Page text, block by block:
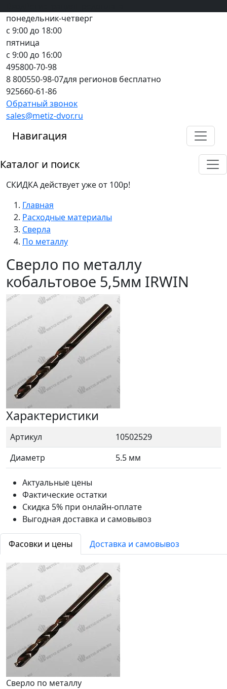
понедельник-четверг
с 9:00 до 18:00
пятница
с 9:00 до 16:00
495800-70-98
8 800550-98-07для регионов бесплатно
925660-61-86
Обратный звонок
sales@metiz-dvor.ru
Навигация
Каталог и поиск
СКИДКА действует уже от 100р!
Главная
Расходные материалы
Сверла
По металлу
Сверло по металлу
кобальтовое 5,5мм IRWIN
Характеристики
Артикул
10502529
Диаметр
5.5 мм
Актуальные цены
Фактические остатки
Скидка 5% при онлайн-оплате
Выгодная доставка и самовывоз
Фасовки и цены Доставка и самовывоз
Сверло по металлу